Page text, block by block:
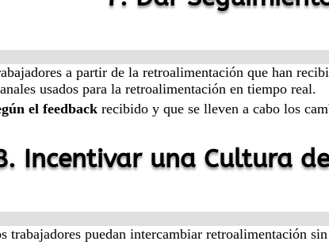
a partir de la retroalimentación que han
usados para la retroalimentación en tiempo real.
el feedback recibido y que se lleven a cabo los
Incentivar una Cultura
trabajadores puedan intercambiar retroalimentación